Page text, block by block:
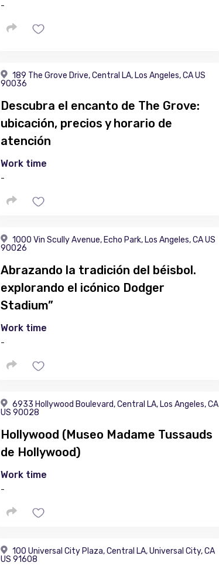
-
189 The Grove Drive, Central LA, Los Angeles, CA US
90036
Descubra el encanto de The Grove:
ubicación, precios y horario de
atención
Work time
-
1000 Vin Scully Avenue, Echo Park, Los Angeles, CA US
90026
Abrazando la tradición del béisbol.
explorando el icónico Dodger
Stadium”
Work time
-
6933 Hollywood Boulevard, Central LA, Los Angeles, CA
US 90028
Hollywood (Museo Madame Tussauds
de Hollywood)
Work time
-
100 Universal City Plaza, Central LA, Universal City, CA
US 91608